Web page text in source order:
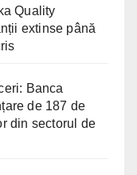
Quality
extinse până
Banca
de 187 de
din sectorul de